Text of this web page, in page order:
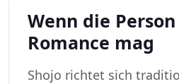
Wenn die
Romance mag
Shojo richtet sich